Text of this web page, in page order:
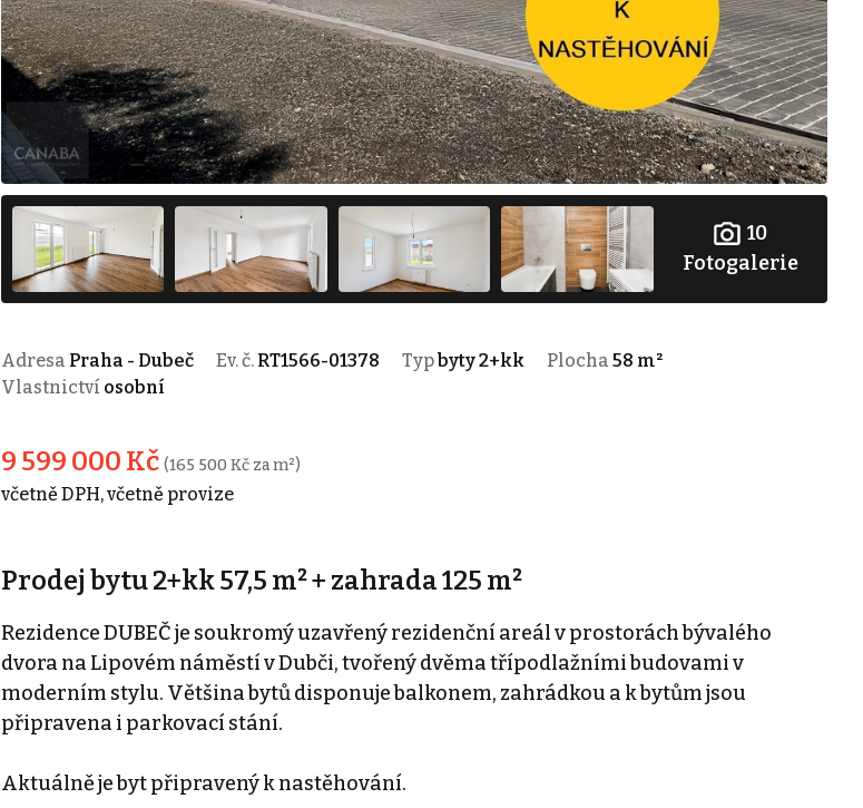
10
Fotogalerie
Adresa Praha - Dubeč Ev. č. RT1566-01378 Typbyty 2+kk Plocha 58 m²
Vlastnictví osobní
9 599 000 Kč (165 500 Kč za m²)
včetně DPH, včetně provize
Prodej bytu 2+kk 57,5 m² + zahrada 125 m²
Rezidence DUBEČ je soukromý uzavřený rezidenční areál v prostorách bývalého
dvora na Lipovém náměstí v Dubči, tvořený dvěma třípodlažními budovami v
moderním stylu. Většina bytů disponuje balkonem, zahrádkou a k bytům jsou
připravena i parkovací stání.
Aktuálně je byt připravený k nastěhování.